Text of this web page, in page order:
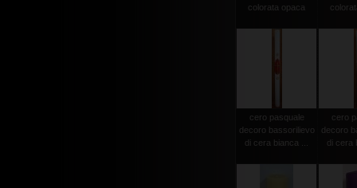
colorata opaca
cero pasquale
decoro bassorilievo
di cera bianca ...
cero
decoro
di cera